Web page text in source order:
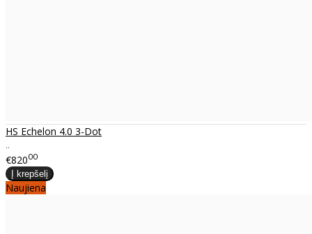
HS Echelon 4.0 3-Dot
..
€82000
Naujiena